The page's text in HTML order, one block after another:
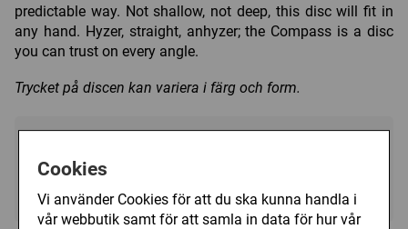
Cookies
Vi använder Cookies för att du ska kunna handla i
vår webbutik samt för att samla in data för hur vår
predictable way. Not shallow, not deep, this disc will fit in
any hand. Hyzer, straight, anhyzer; the Compass is a disc
you can trust on every angle.
Trycket på discen kan variera i färg och form.